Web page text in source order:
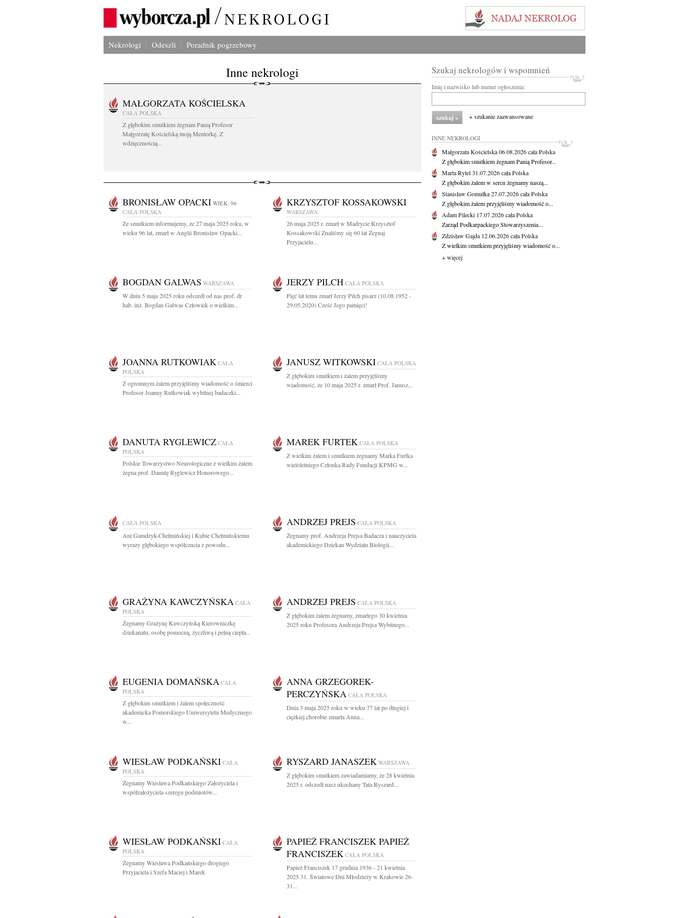
Nekrologi Odeszli Poradnik pogrzebowy
Inne nekrologi
MAŁGORZATA KOŚCIELSKA
CAŁA POLSKA
Z głębokim smutkiem żegnam Panią Profesor
Małgorzatę Kościelską moją Mentorkę. Z
wdzięcznością...
BRONISŁAW OPACKI WIEK: 96
CAŁA POLSKA
Ze smutkiem informujemy, że 27 maja 2025 roku, w
wieku 96 lat, zmarł w Anglii Bronisław Opacki...
KRZYSZTOF KOSSAKOWSKI
WARSZAWA
26 maja 2025 r. zmarł w Madrycie Krzysztof
Kossakowski Znaliśmy się 60 lat Żegnaj
Przyjacielu...
BOGDAN GALWAS WARSZAWA
W dniu 5 maja 2025 roku odszedł od nas prof. dr
hab. inż. Bogdan Galwas Człowiek o wielkim...
JERZY PILCH CAŁA POLSKA
Pięć lat temu zmarł Jerzy Pilch pisarz (10.08.1952 -
29.05.2020) Cześć Jego pamięci!
JOANNA RUTKOWIAK CAŁA
POLSKA
Z ogromnym żalem przyjęliśmy wiadomość o śmierci
Profesor Joanny Rutkowiak wybitnej badaczki...
JANUSZ WITKOWSKI CAŁA POLSKA
Z głębokim smutkiem i żalem przyjęliśmy
wiadomość, że 10 maja 2025 r. zmarł Prof. Janusz...
DANUTA RYGLEWICZ CAŁA
POLSKA
Polskie Towarzystwo Neurologiczne z wielkim żalem
żegna prof. Danutę Ryglewicz Honorowego...
MAREK FURTEK CAŁA POLSKA
Z wielkim żalem i smutkiem żegnamy Marka Furtka
wieloletniego Członka Rady Fundacji KPMG w...
CAŁA POLSKA
Ani Gamdzyk-Chełmińskiej i Kubie Chełmińskiemu
wyrazy głębokiego współczucia z powodu...
ANDRZEJ PREJS CAŁA POLSKA
Żegnamy prof. Andrzeja Prejsa Badacza i nauczyciela
akademickiego Dziekan Wydziału Biologii...
GRAŻYNA KAWCZYŃSKA CAŁA
POLSKA
Żegnamy Grażynę Kawczyńską Kierowniczkę
dziekanatu, osobę pomocną, życzliwą i pełną ciepła...
ANDRZEJ PREJS CAŁA POLSKA
Z głębokim żalem żegnamy, zmarłego 30 kwietnia
2025 roku Profesora Andrzeja Prejsa Wybitnego...
EUGENIA DOMAŃSKA CAŁA
POLSKA
Z głębokim smutkiem i żalem społeczność
akademicka Pomorskiego Uniwersytetu Medycznego
w...
ANNA GRZEGOREK-
PERCZYŃSKA CAŁA POLSKA
Dnia 3 maja 2025 roku w wieku 77 lat po długiej i
ciężkiej chorobie zmarła Anna...
WIESŁAW PODKAŃSKI CAŁA
POLSKA
Żegnamy Wiesława Podkańskiego Założyciela i
współzałożyciela szeregu podmiotów...
RYSZARD JANASZEK WARSZAWA
Z głębokim smutkiem zawiadamiamy, że 28 kwietnia
2025 r. odszedł nasz ukochany Tata Ryszard...
WIESŁAW PODKAŃSKI CAŁA
POLSKA
Żegnamy Wiesława Podkańskiego drogiego
Przyjaciela i Szefa Maciej i Marek
PAPIEŻ FRANCISZEK PAPIEŻ
FRANCISZEK CAŁA POLSKA
Papież Franciszek 17 grudnia 1936 - 21 kwietnia
2025 31. Światowe Dni Młodzieży w Krakowie 26-
31...
Szukaj nekrologów i wspomnień
Imię i nazwisko lub numer ogłoszenia:
+ szukanie zaawansowane
INNE NEKROLOGI
Małgorzata Kościelska06.08.2026cała Polska
Z głębokim smutkiem żegnam Panią Profesor...
Marta Rytel31.07.2026cała Polska
Z głębokim żalem w sercu żegnamy naszą...
Stanisław Gomułka27.07.2026cała Polska
Z głębokim żalem przyjęliśmy wiadomość o...
Adam Pilecki 17.07.2026cała Polska
Zarząd Podkarpackiego Stowarzyszenia...
Zdzisław Gajda 12.06.2026cała Polska
Z wielkim smutkiem przyjęliśmy wiadomość o...
+ więcej